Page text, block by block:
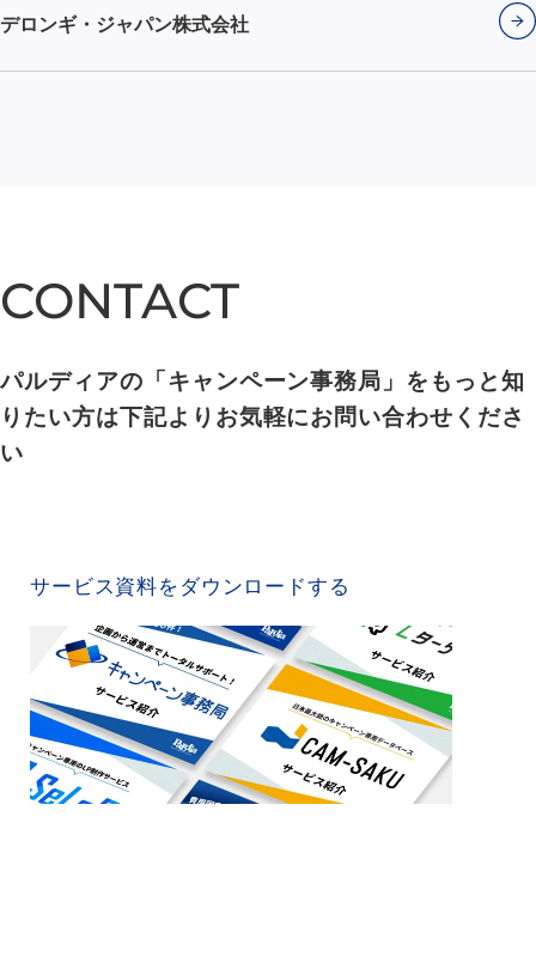
デロンギ・ジャパン株式会社
CONTACT
CONTACT
パルディアの「キャンペーン事務局」をもっと知
りたい方は下記よりお気軽にお問い合わせくださ
い
サービス資料をダウンロードする